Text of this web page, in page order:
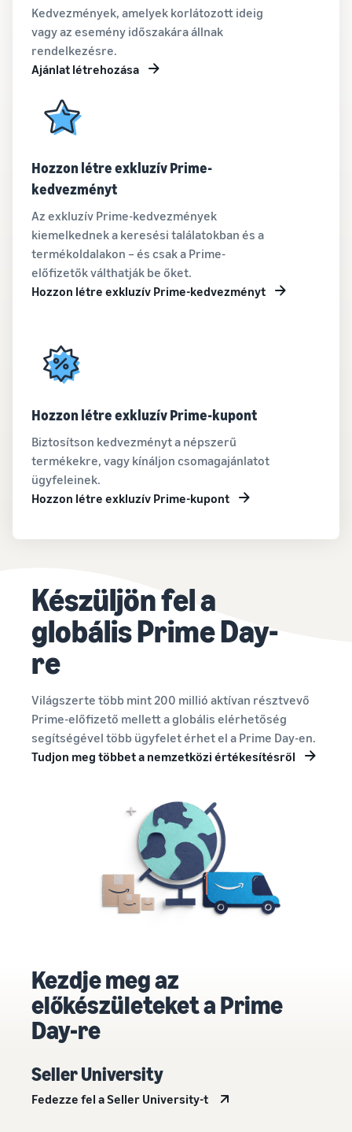
Kedvezmények, amelyek korlátozott ideig
vagy az esemény időszakára állnak
rendelkezésre.
Ajánlat létrehozása
Hozzon létre exkluzív Prime-
kedvezményt
Az exkluzív Prime-kedvezmények
kiemelkednek a keresési találatokban és a
termékoldalakon – és csak a Prime-
előfizetők válthatják be őket.
Hozzon létre exkluzív Prime-kedvezményt
Hozzon létre exkluzív Prime-kupont
Biztosítson kedvezményt a népszerű
termékekre, vagy kínáljon csomagajánlatot
ügyfeleinek.
Hozzon létre exkluzív Prime-kupont
Készüljön fel a
globális Prime Day-
re
Világszerte több mint 200 millió aktívan résztvevő
Prime-előfizető mellett a globális elérhetőség
segítségével több ügyfelet érhet el a Prime Day-en.
Tudjon meg többet a nemzetközi értékesítésről
Kezdje meg az
előkészületeket a Prime
Day-re
Seller University
Fedezze fel a Seller University-t